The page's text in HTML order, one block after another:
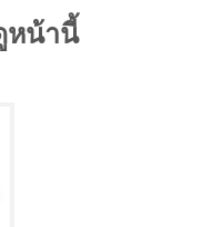
หน้านี้